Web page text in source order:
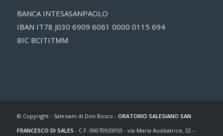
BANCA INTESASANPAOLO
IBAN IT78 J030 6909 6061 0000 0115 694
BIC BCITITMM
© Copyright - Salesiani di Don Bosco - ORATORIO SALESIANO SAN
FRANCESCO DI SALES - C.F. 00070920053 - via Maria Ausiliatrice, 32 –